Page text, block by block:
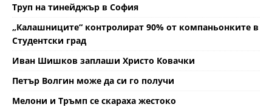
Труп на тинейджър в София
„Калашниците“ контролират 90% от компаньонките в
Студентски град
Иван Шишков заплаши Христо Ковачки
Петър Волгин може да си го получи
Мелони и Тръмп се скараха жестоко